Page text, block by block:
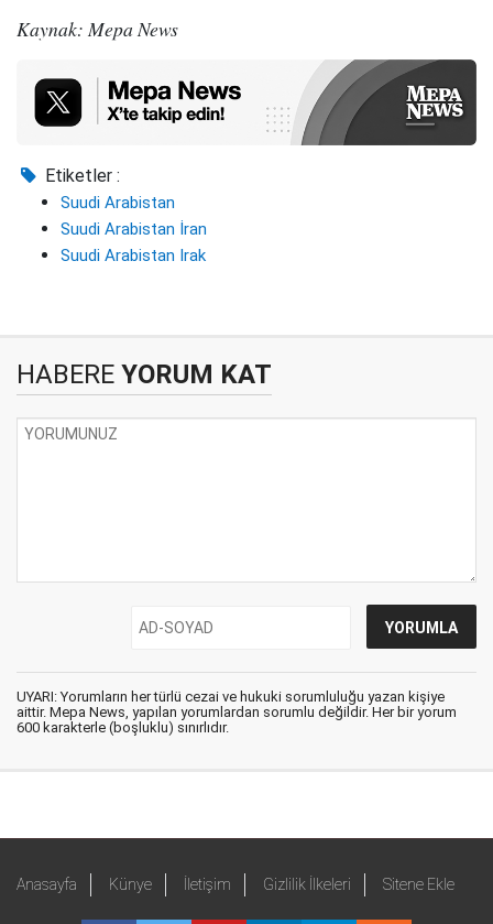
Kaynak: Mepa News
Etiketler :
Suudi Arabistan
Suudi Arabistan İran
Suudi Arabistan Irak
HABERE YORUM KAT
UYARI: Yorumların her türlü cezai ve hukuki sorumluluğu yazan kişiye
aittir. Mepa News, yapılan yorumlardan sorumlu değildir. Her bir yorum
600 karakterle (boşluklu) sınırlıdır.
Anasayfa Künye İletişim Gizlilik İlkeleri Sitene Ekle